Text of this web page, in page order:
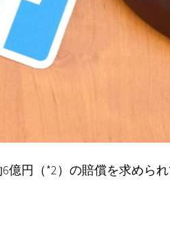
億円（*2）の賠償を求めら